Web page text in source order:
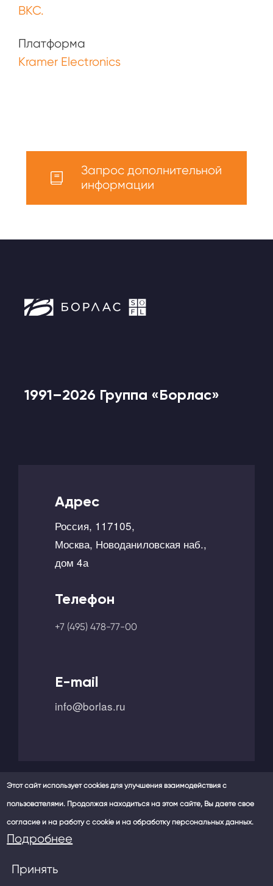
ВКС.
Платформа
Kramer Electronics
Запрос дополнительной
информации
1991–2026 Группа «Борлас»
Адрес
Россия, 117105,
Москва, Новоданиловская наб.,
дом 4а
Телефон
+7 (495) 478-77-00
E-mail
info@borlas.ru
Мы в социальных сетях -
Этот сайт использует cookies для улучшения взаимодействия с
пользователями. Продолжая находиться на этом сайте, Вы даете свое
согласие и на работу с cookie и на обработку персональных данных.
Подробнее
Принять